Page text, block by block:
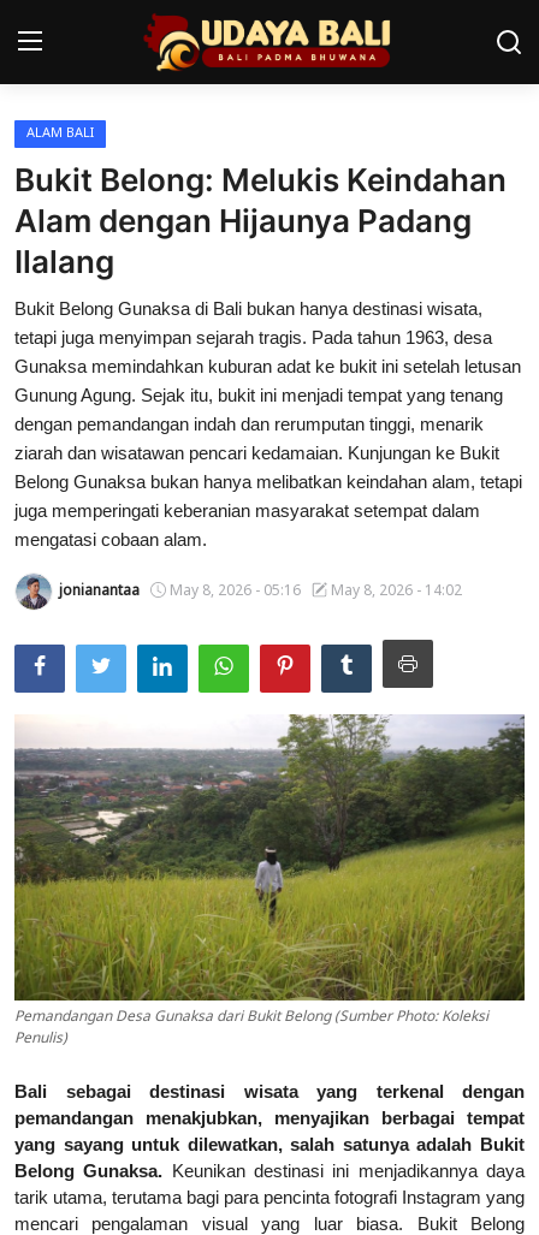
Home
Pura
Desa Adat
Tradisi
Kearifan lokal
Alam Bali
Seni
Kisah
Usadha
Indonesia
ALAM BALI
Bukit Belong: Melukis Keindahan
Alam dengan Hijaunya Padang
Ilalang
Bukit Belong Gunaksa di Bali bukan hanya destinasi wisata,
tetapi juga menyimpan sejarah tragis. Pada tahun 1963, desa
Gunaksa memindahkan kuburan adat ke bukit ini setelah letusan
Gunung Agung. Sejak itu, bukit ini menjadi tempat yang tenang
dengan pemandangan indah dan rerumputan tinggi, menarik
ziarah dan wisatawan pencari kedamaian. Kunjungan ke Bukit
Belong Gunaksa bukan hanya melibatkan keindahan alam, tetapi
juga memperingati keberanian masyarakat setempat dalam
mengatasi cobaan alam.
jonianantaa May 8, 2026 - 05:16 May 8, 2026 - 14:02
Pemandangan Desa Gunaksa dari Bukit Belong (Sumber Photo: Koleksi
Penulis)
Bali sebagai destinasi wisata yang terkenal dengan
pemandangan menakjubkan, menyajikan berbagai tempat
yang sayang untuk dilewatkan, salah satunya adalah Bukit
Belong Gunaksa. Keunikan destinasi ini menjadikannya daya
tarik utama, terutama bagi para pencinta fotografi Instagram yang
mencari pengalaman visual yang luar biasa. Bukit Belong